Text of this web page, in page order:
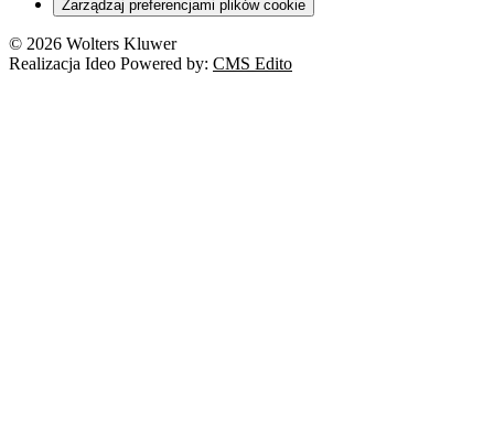
Franczyza
Prawo autorskie
Zarządzaj preferencjami plików cookie
© 2026 Wolters Kluwer
Realizacja Ideo Powered by: CMS Edito